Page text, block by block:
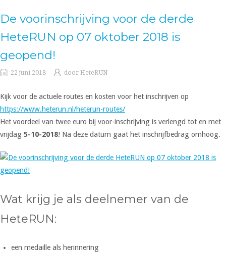
De voorinschrijving voor de derde
HeteRUN op 07 oktober 2018 is
geopend!
22 juni 2018 door HeteRUN
Kijk voor de actuele routes en kosten voor het inschrijven op
https://www.heterun.nl/heterun-routes/
Het voordeel van twee euro bij voor-inschrijving is verlengd tot en met
vrijdag 5-10-2018! Na deze datum gaat het inschrijfbedrag omhoog.
Wat krijg je als deelnemer van de
HeteRUN:
een medaille als herinnering